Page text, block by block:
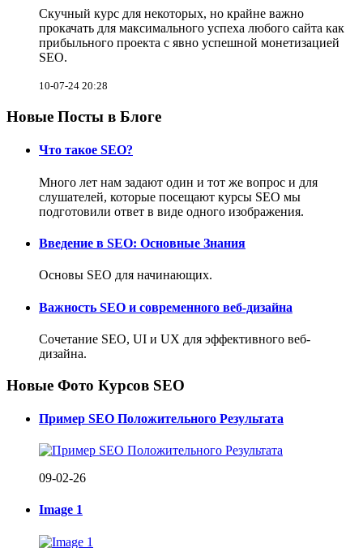
Скучный курс для некоторых, но крайне важно
прокачать для максимального успеха любого сайта как
прибыльного проекта с явно успешной монетизацией
SEO.
10-07-24 20:28
Новые Посты в Блоге
Что такое SEO?
Много лет нам задают один и тот же вопрос и для
слушателей, которые посещают курсы SEO мы
подготовили ответ в виде одного изображения.
Введение в SEO: Основные Знания
Основы SEO для начинающих.
Важность SEO и современного веб-дизайна
Сочетание SEO, UI и UX для эффективного веб-
дизайна.
Новые Фото Курсов SEO
Пример SEO Положительного Результата
09-02-26
Image 1